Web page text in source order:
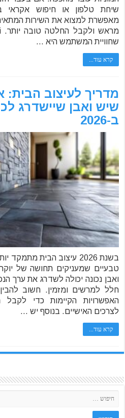
שיחת טלפון או חיפוש אקראי
מאפשרת למצוא את השירות
שחוויית המשתמש היא …
קרא עוד...
מדריך לעיצוב הבית:
שיש ואבן שיישדרג
ב-2026
בשנת 2026 עיצוב הבית
טבעיים שמעניקים תחושה של
ואבן נכונה יכולה לשדרג את ערך
חלל למרשים ומזמין. חשוב
האפשרויות הקיימות כדי לקבל
לצרכים האישיים. בנוסף יש …
קרא עוד...